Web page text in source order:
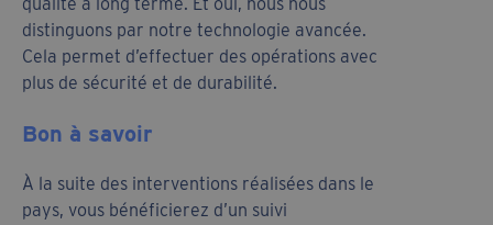
distinguons par notre technologie avancée.
Cela permet d’effectuer des opérations avec
plus de sécurité et de durabilité.
Bon à savoir
À la suite des interventions réalisées dans le
pays, vous bénéficierez d’un suivi